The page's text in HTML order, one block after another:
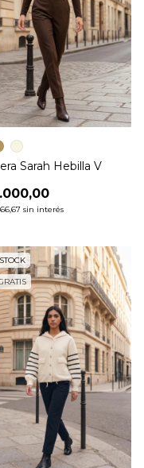
Sarah Hebilla V
sin interés